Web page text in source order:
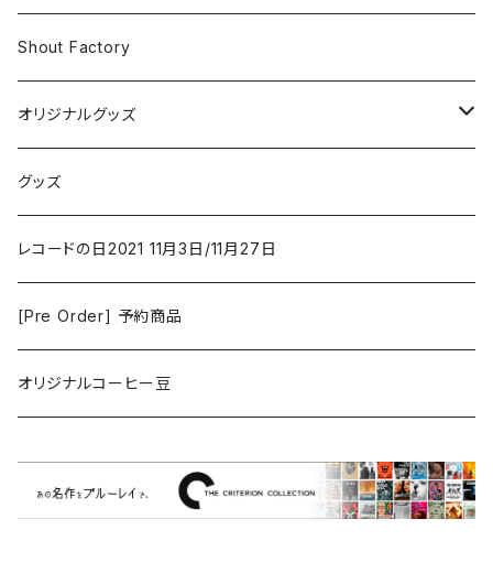
アクション/クライム
コメディ
ファンタジー/アドベンチャー
アニメーション
ゲーム
ミュージカル/音楽/ドキュメンタリー/コンピ
MARVEL・DC
Iron and Wine
Grouper
Bill Callahan
Electronic & Ambient
New Order
Jazz
Shout Factory
オリジナルグッズ
コーヒー
洋服
グッズ
レコードの日2021 11月3日/11月27日
[Pre Order] 予約商品
オリジナルコーヒー豆